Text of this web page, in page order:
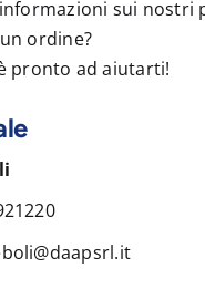
sui nostri
ordine?
pronto ad aiutarti!